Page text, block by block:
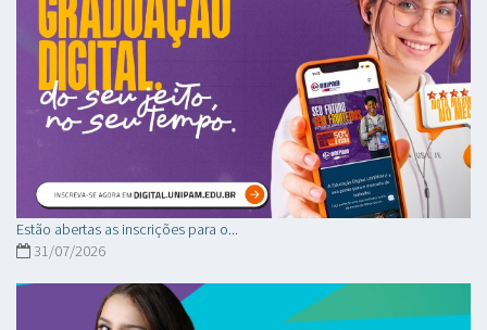
Estão abertas as inscrições para o...
31/07/2026